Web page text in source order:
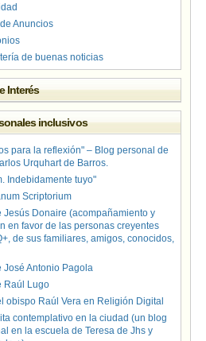
Anuncios
de buenas noticias
Interés
inclusivos
para la reflexión" – Blog personal de
Urquhart de Barros.
Indebidamente tuyo"
Scriptorium
Jesús Donaire (acompañamiento y
en favor de las personas creyentes
de sus familiares, amigos, conocidos,
José Antonio Pagola
Raúl Lugo
obispo Raúl Vera en Religión Digital
contemplativo en la ciudad (un blog
en la escuela de Teresa de Jhs y